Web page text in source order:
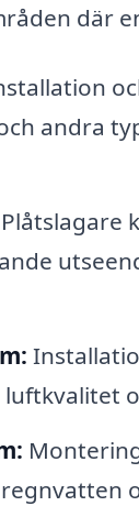
där
andra
Plåtslagare
luftkvalitet